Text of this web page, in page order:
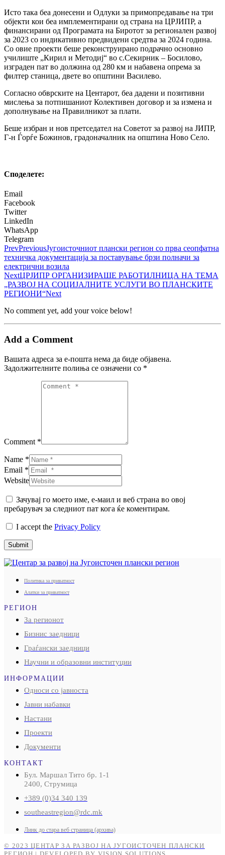
Исто така беа донесени и Одлуки за примопредавање на три
објекти кои беа имплементирани од страна на ЦРЈИПР, а
финансирани од Програмата на Биротот за регионален развој
за 2023 со индикативно предвидени средтва за 2024 година.
Со овие проекти беше реконструирано подрачно основно
училиште „Кирил и Методиј“ во с.Секирник – Босилово,
изграден пат во должина од 280 км и набавена опрема за
филтер станица, двете во општини Василево.
Согласно обврските на Центарот, беа дадени и позитивни
мислења за потпишаниот Колективен договор и за измена и
дополнување на Правилникот за плати.
Беше избран и нов претседател на Советот за развој на ЈИПР,
Г-н Ѓорѓе Божинов, градоначалник на општина Ново Село.
Споделeте:
Email
Facebook
Twitter
LinkedIn
WhatsApp
Telegram
PrevPreviousЈугоисточниот плански регион со прва сеопфатна
техничка документација за поставување брзи полначи за
електрични возила
NextЦРЈИПР ОРГАНИЗИРАШЕ РАБОТИЛНИЦА НА ТЕМА
„РАЗВОЈ НА СОЦИЈАЛНИТЕ УСЛУГИ ВО ПЛАНСКИТЕ
РЕГИОНИ“Next
No comment yet, add your voice below!
Add a Comment
Вашата адреса за е-пошта нема да биде објавена.
Задолжителните полиња се означени со *
Comment *
Name *
Email *
Website
Зачувај го моето име, е-маил и веб страна во овој
пребарувач за следниот пат кога ќе коментирам.
I accept the Privacy Policy
Submit
Политика за приватност
Алатки за приватност
РЕГИОН
За регионот
Бизнис заедници
Граѓански заедници
Научни и образовни институции
ИНФОРМАЦИИ
Односи со јавноста
Јавни набавки
Настани
Проекти
Документи
КОНТАКТ
Бул. Маршал Тито бр. 1-1
2400, Струмица
+389 (0)34 340 139
southeastregion@rdc.mk
Линк до стара веб страница (архива)
© 2023 ЦЕНТАР ЗА РАЗВОЈ НА ЈУГОИСТОЧЕН ПЛАНСКИ